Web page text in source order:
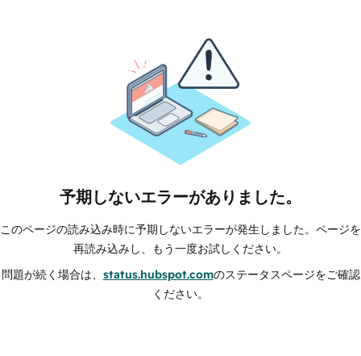
予期しないエラーがありました。
このページの読み込み時に予期しないエラーが発生しました。ページを
再読み込みし、もう一度お試しください。
問題が続く場合は、 status.hubspot.comのステータスページをご確認
ください。